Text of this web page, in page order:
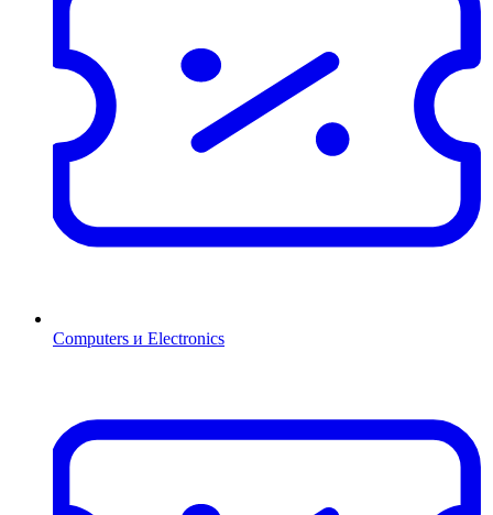
Computers и Electronics